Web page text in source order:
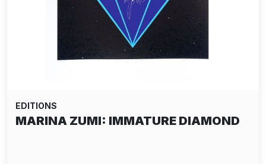
EDITIONS
MARINA ZUMI: IMMATURE DIAMOND